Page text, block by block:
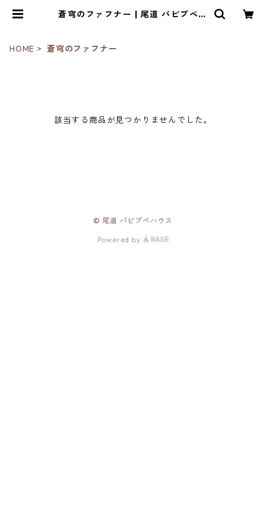
蒼穹のファフナー | 尾道 パピプペハ
HOME 蒼穹のファフナー
該当する商品が見つかりませんでした。
© 尾道 パピプペハウス
Powered by